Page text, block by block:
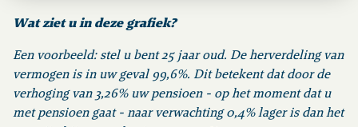
Wat ziet u in deze grafiek?
Een voorbeeld: stel u bent 25 jaar oud. De herverdeling van
vermogen is in uw geval 99,6%. Dit betekent dat door de
verhoging van 3,26% uw pensioen - op het moment dat u
met pensioen gaat - naar verwachting 0,4% lager is dan het